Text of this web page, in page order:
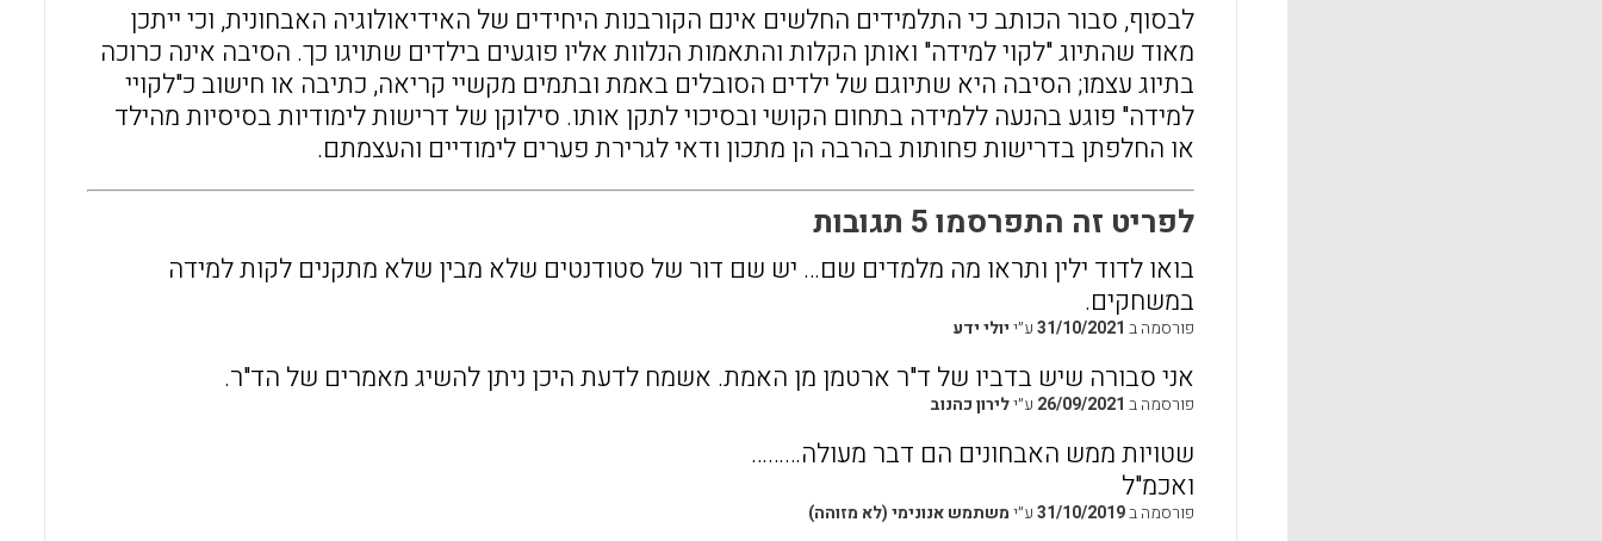
לבסוף, סבור הכותב כי התלמידים החלשים אינם הקורבנות היחידים של האידיאולוגיה האבחונית, וכי ייתכן
מאוד שהתיוג "לקוי למידה" ואותן הקלות והתאמות הנלוות אליו פוגעים בילדים שתויגו כך. הסיבה אינה כרוכה
בתיוג עצמו; הסיבה היא שתיוגם של ילדים הסובלים באמת ובתמים מקשיי קריאה, כתיבה או חישוב כ"לקויי
למידה" פוגע בהנעה ללמידה בתחום הקושי ובסיכוי לתקן אותו. סילוקן של דרישות לימודיות בסיסיות מהילד
או החלפתן בדרישות פחותות בהרבה הן מתכון ודאי לגרירת פערים לימודיים והעצמתם.
לפריט זה התפרסמו 5 תגובות
בואו לדוד ילין ותראו מה מלמדים שם… יש שם דור של סטודנטים שלא מבין שלא מתקנים לקות למידה
במשחקים.
פורסמה ב 31/10/2021ע״ייולי ידע
אני סבורה שיש בדביו של ד"ר ארטמן מן האמת. אשמח לדעת היכן ניתן להשיג מאמרים של הד"ר.
פורסמה ב 26/09/2021 ע״ילירון כהנוב
שטויות ממש האבחונים הם דבר מעולה………
ואכמ"ל
פורסמה ב31/10/2019ע״ימשתמש אנונימי (לא מזוהה)